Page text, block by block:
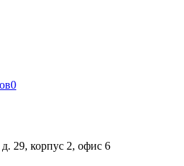
0
29, корпус 2, офис 6